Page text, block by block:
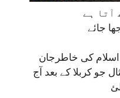
آتا ہے
جائے
کی خاطرجان
جو کربلا کے بعد آج